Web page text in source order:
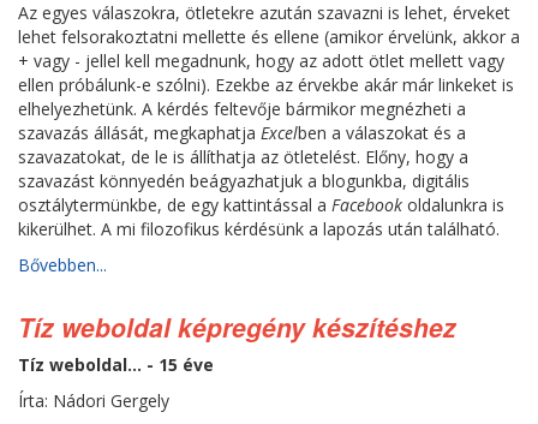
Az egyes válaszokra, ötletekre azután szavazni is lehet, érveket
lehet felsorakoztatni mellette és ellene (amikor érvelünk, akkor a
+ vagy - jellel kell megadnunk, hogy az adott ötlet mellett vagy
ellen próbálunk-e szólni). Ezekbe az érvekbe akár már linkeket is
elhelyezhetünk. A kérdés feltevője bármikor megnézheti a
szavazás állását, megkaphatja Excelben a válaszokat és a
szavazatokat, de le is állíthatja az ötletelést. Előny, hogy a
szavazást könnyedén beágyazhatjuk a blogunkba, digitális
osztálytermünkbe, de egy kattintással a Facebook oldalunkra is
kikerülhet. A mi filozofikus kérdésünk a lapozás után található.
Bővebben...
Tíz weboldal képregény készítéshez
Tíz weboldal... - 15 éve
Írta: Nádori Gergely